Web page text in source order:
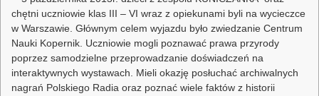
chętni uczniowie klas III – VI wraz z opiekunami byli na wycieczce
w Warszawie. Głównym celem wyjazdu było zwiedzanie Centrum
Nauki Kopernik. Uczniowie mogli poznawać prawa przyrody
poprzez samodzielne przeprowadzanie doświadczeń na
interaktywnych wystawach. Mieli okazję posłuchać archiwalnych
nagrań Polskiego Radia oraz poznać wiele faktów z historii